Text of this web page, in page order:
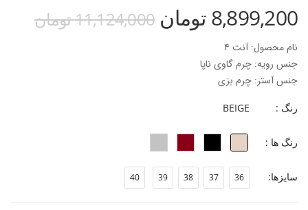
8,899,200 تومان 11,124,000 تومان
نام محصول: آنت ۴
جنس رویه: چرم گاوی ناپا
جنس آستر: چرم بزی
جنس زیره: تی پی یو
جنس پاشنه:-
ارتفاع پاشنه: ۱.۵سانتی‌متر
فرم قالب: نوک مربعی پنجه متوسط
پاخور: سایز همیشگی خود را انتخاب کنید.
رنگ : BEIGE
رنگ ها :
سایزها: 36
37
38
39
40